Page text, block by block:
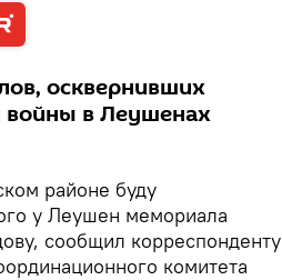
осквернивших
войны в Леушенах
районе буду
у Леушен мемориала
сообщил корреспонденту
комитета